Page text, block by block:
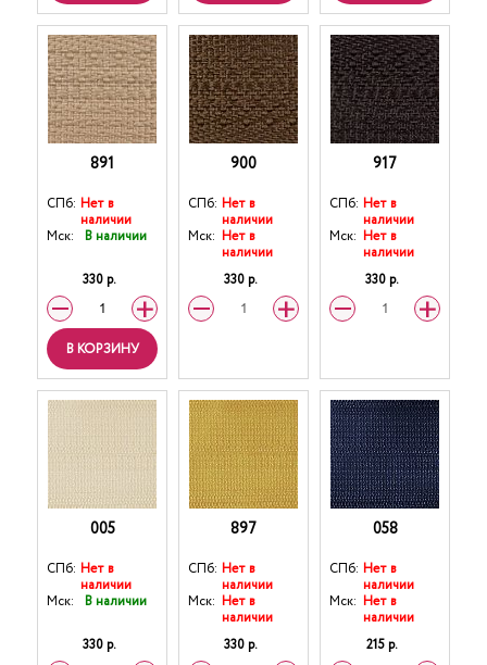
891
СПб: Нет в
наличии
Мск:
В наличии
330 р.
В КОРЗИНУ
900
СПб: Нет в
наличии
Мск: Нет в
наличии
330 р.
917
СПб: Нет в
наличии
Мск: Нет в
наличии
330 р.
005
СПб: Нет в
наличии
Мск:
В наличии
330 р.
897
СПб: Нет в
наличии
Мск: Нет в
наличии
330 р.
058
СПб: Нет в
наличии
Мск: Нет в
наличии
215 р.